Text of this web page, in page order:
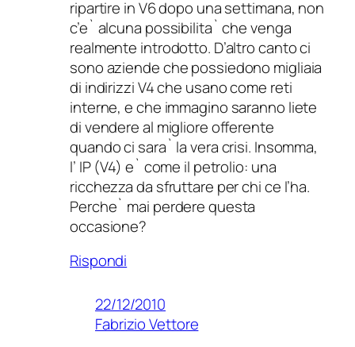
ripartire in V6 dopo una settimana, non
c’e` alcuna possibilita` che venga
realmente introdotto. D’altro canto ci
sono aziende che possiedono migliaia
di indirizzi V4 che usano come reti
interne, e che immagino saranno liete
di vendere al migliore offerente
quando ci sara` la vera crisi. Insomma,
l’ IP (V4) e` come il petrolio: una
ricchezza da sfruttare per chi ce l’ha.
Perche` mai perdere questa
occasione?
Rispondi
22/12/2010
Fabrizio Vettore